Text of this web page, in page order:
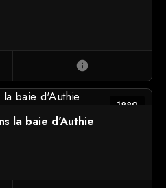
info
1889
la baie d'Authie